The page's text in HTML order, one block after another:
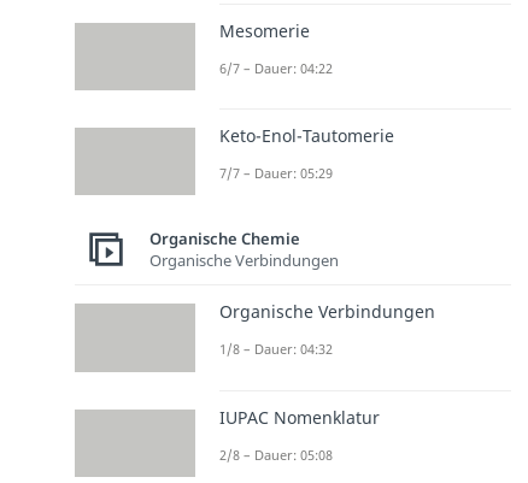
Mesomerie
6/7 – Dauer: 04:22
Keto-Enol-Tautomerie
7/7 – Dauer: 05:29
Organische Chemie
Organische Verbindungen
Organische Verbindungen
1/8 – Dauer: 04:32
IUPAC Nomenklatur
2/8 – Dauer: 05:08